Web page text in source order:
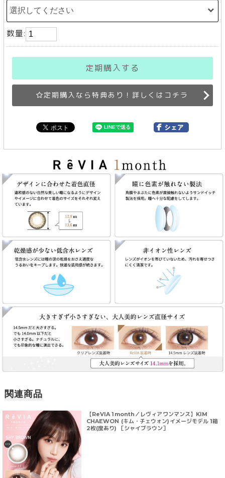
数量:
定期購入する
定期購入なら特典あり！詳しくはコチラ
関連商品
【ReVIA 1month／レヴィアワンマンス】KIM
CHAEWON (キム・チェウォン)イメージモデル 1箱
2枚(度あり) ［シャイブラウン］